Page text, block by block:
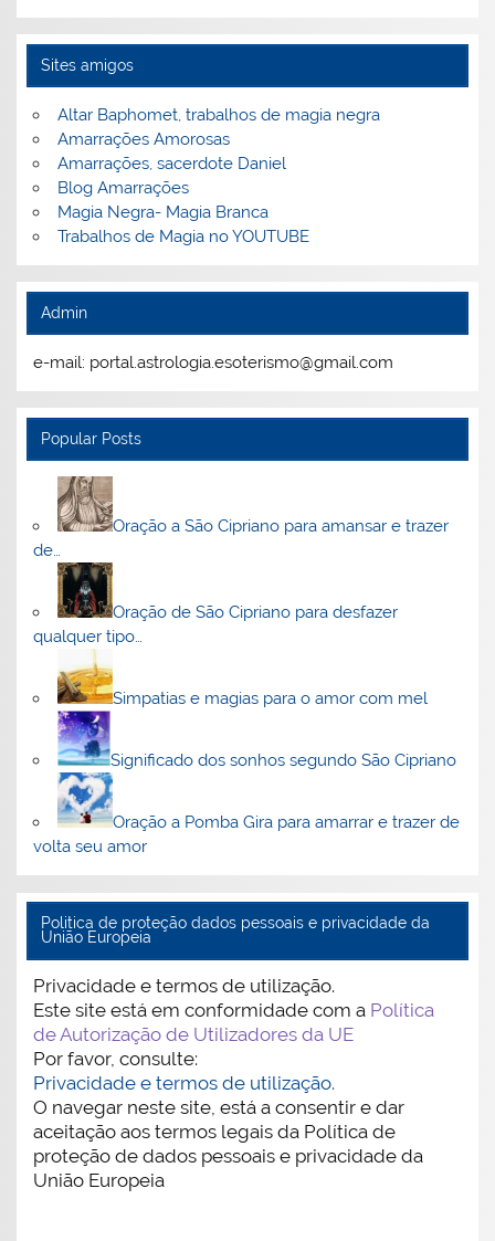
Sites amigos
Altar Baphomet, trabalhos de magia negra
Amarrações Amorosas
Amarrações, sacerdote Daniel
Blog Amarrações
Magia Negra- Magia Branca
Trabalhos de Magia no YOUTUBE
Admin
e-mail: portal.astrologia.esoterismo@gmail.com
Popular Posts
Oração a São Cipriano para amansar e trazer
de…
Oração de São Cipriano para desfazer
qualquer tipo…
Simpatias e magias para o amor com mel
Significado dos sonhos segundo São Cipriano
Oração a Pomba Gira para amarrar e trazer de
volta seu amor
Politica de proteção dados pessoais e privacidade da
União Europeia
Privacidade e termos de utilização.
Este site está em conformidade com a Política
de Autorização de Utilizadores da UE
Por favor, consulte:
Privacidade e termos de utilização.
O navegar neste site, está a consentir e dar
aceitação aos termos legais da Política de
proteção de dados pessoais e privacidade da
União Europeia